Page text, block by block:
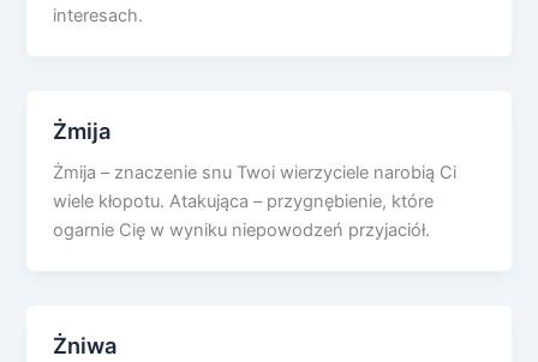
interesach.
Żmija
Żmija – znaczenie snu Twoi wierzyciele narobią Ci
wiele kłopotu. Atakująca – przygnębienie, które
ogarnie Cię w wyniku niepowodzeń przyjaciół.
Żniwa